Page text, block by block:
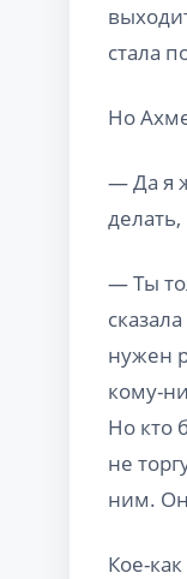
стала
Но
— Да я
делать,
— Ты
нужен
кому-
Но кто
не
ним. Он
Кое-